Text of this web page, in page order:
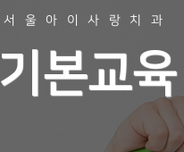
치과소개
인사말
비전 및 미션
서울아이사랑치과
기본교육